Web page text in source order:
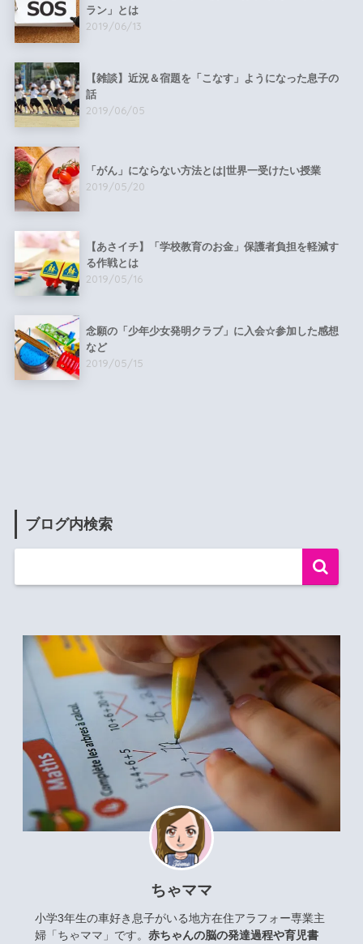
ラン」とは
2019/06/13
【雑談】近況＆宿題を「こなす」ようになった息子の
話
2019/06/05
「がん」にならない方法とは|世界一受けたい授業
2019/05/20
【あさイチ】「学校教育のお金」保護者負担を軽減す
る作戦とは
2019/05/16
念願の「少年少女発明クラブ」に入会☆参加した感想
など
2019/05/15
ブログ内検索
ちゃママ
小学3年生の車好き息子がいる地方在住アラフォー専業主
婦「ちゃママ」です。 赤ちゃんの脳の発達過程や育児書